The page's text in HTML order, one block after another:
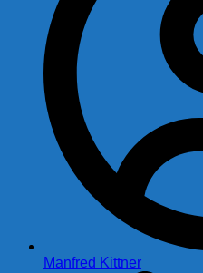
Manfred Kittner